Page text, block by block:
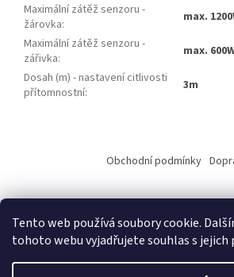
Tento web používá soubory cookie.
tohoto webu vyjadřujete souhlas s jejich
Maximální zátěž senzoru -
žárovka:
max.
Maximální zátěž senzoru -
zářivka:
max.
Dosah (m) - nastavení citlivosti
přítomnostní: 3m
a
t
Obchodní podmínky
Vytvořil Shoptet